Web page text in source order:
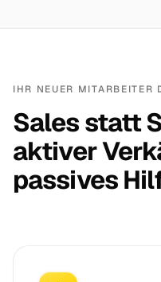
IHR NEUER MITARBEITER
Sales statt
aktiver
passives